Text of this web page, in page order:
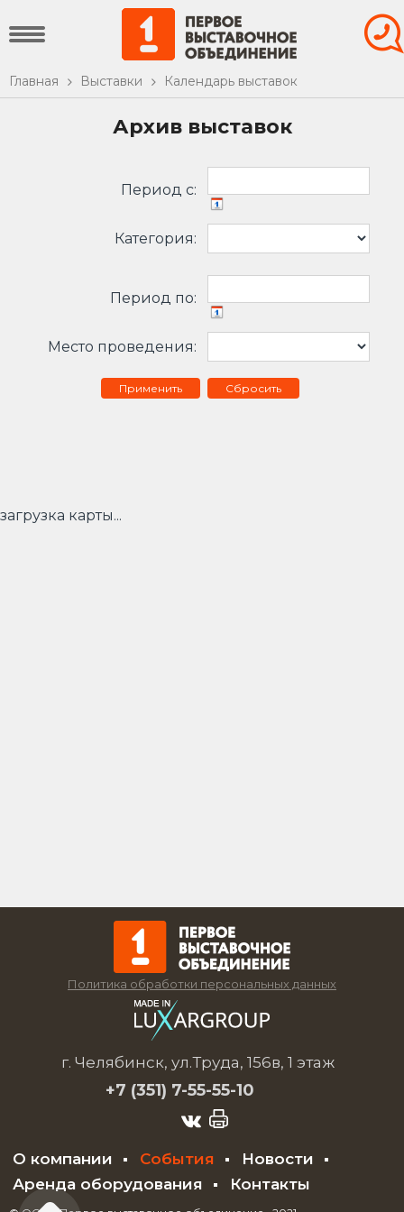
Главная Выставки Календарь выставок
Архив выставок
Период c:
Категория:
Период по:
Место проведения:
Сбросить
загрузка карты...
Политика обработки персональных данных
г. Челябинск, ул.Труда, 156в, 1 этаж
+7 (351) 7-55-55-10
О компании События
Новости
Аренда оборудования
Контакты